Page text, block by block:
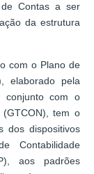
Contas a ser
da estrutura
com o Plano de
elaborado pela
conjunto com o
(GTCON), tem o
dos dispositivos
Contabilidade
aos padrões